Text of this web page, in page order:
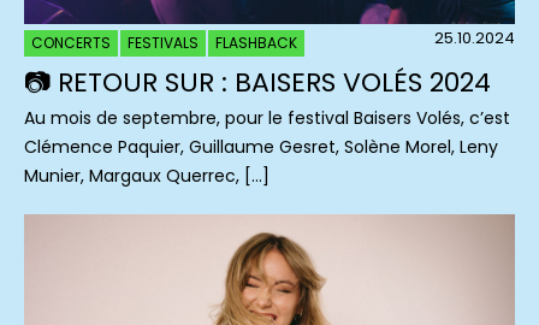
CONCERTS FESTIVALS FLASHBACK 25.10.2024
📷 RETOUR SUR : BAISERS VOLÉS 2024
Au mois de septembre, pour le festival Baisers Volés, c’est
Clémence Paquier, Guillaume Gesret, Solène Morel, Leny
Munier, Margaux Querrec, […]